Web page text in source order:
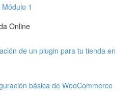
1
Online
de un plugin para tu tienda en
básica de WooCommerce